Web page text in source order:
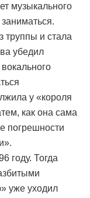
музыкального
труппы и стала
убедил
у «короля
как она сама
погрешности
году. Тогда
уже уходил